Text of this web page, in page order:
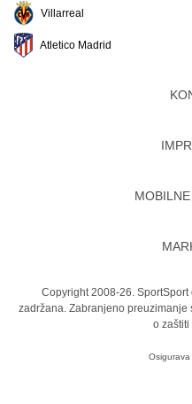
Villarreal
Atletico Madrid
Copyright 2008-26.
zadržana. Zabranjeno
o zaštiti
Osigurava